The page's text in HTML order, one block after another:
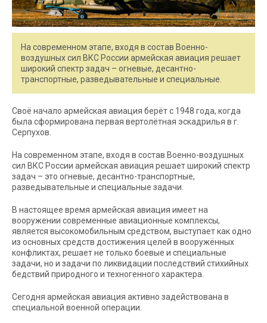
На современном этапе, входя в состав Военно-
воздушных сил ВКС России армейская авиация решает
широкий спектр задач – огневые, десантно-
транспортные, разведывательные и специальные.
Своё начало армейская авиация берёт с 1948 года, когда
была сформирована первая вертолётная эскадрилья в г.
Серпухов.
На современном этапе, входя в состав Военно-воздушных
сил ВКС России армейская авиация решает широкий спектр
задач – это огневые, десантно-транспортные,
разведывательные и специальные задачи.
В настоящее время армейская авиация имеет на
вооружении современные авиационные комплексы,
является высокомобильным средством, выступает как одно
из основных средств достижения целей в вооружённых
конфликтах, решает не только боевые и специальные
задачи, но и задачи по ликвидации последствий стихийных
бедствий природного и техногенного характера.
Сегодня армейская авиация активно задействована в
специальной военной операции.